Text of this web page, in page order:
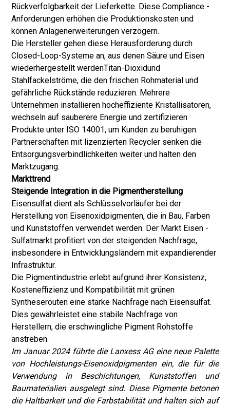
Rückverfolgbarkeit der Lieferkette. Diese Compliance -
Anforderungen erhöhen die Produktionskosten und
können Anlagenerweiterungen verzögern.
Die Hersteller gehen diese Herausforderung durch
Closed-Loop-Systeme an, aus denen Säure und Eisen
wiederhergestellt werdenTitan-Dioxidund
Stahlfackelströme, die den frischen Rohmaterial und
gefährliche Rückstände reduzieren. Mehrere
Unternehmen installieren hocheffiziente Kristallisatoren,
wechseln auf sauberere Energie und zertifizieren
Produkte unter ISO 14001, um Kunden zu beruhigen.
Partnerschaften mit lizenzierten Recycler senken die
Entsorgungsverbindlichkeiten weiter und halten den
Marktzugang.
Markttrend
Steigende Integration in die Pigmentherstellung
Eisensulfat dient als Schlüsselvorläufer bei der
Herstellung von Eisenoxidpigmenten, die in Bau, Farben
und Kunststoffen verwendet werden. Der Markt Eisen -
Sulfatmarkt profitiert von der steigenden Nachfrage,
insbesondere in Entwicklungsländern mit expandierender
Infrastruktur.
Die Pigmentindustrie erlebt aufgrund ihrer Konsistenz,
Kosteneffizienz und Kompatibilität mit grünen
Syntheserouten eine starke Nachfrage nach Eisensulfat.
Dies gewährleistet eine stabile Nachfrage von
Herstellern, die erschwingliche Pigment Rohstoffe
anstreben.
Im Januar 2024 führte die Lanxess AG eine neue Palette
von Hochleistungs-Eisenoxidpigmenten ein, die für die
Verwendung in Beschichtungen, Kunststoffen und
Baumaterialien ausgelegt sind. Diese Pigmente betonen
die Haltbarkeit und die Farbstabilität und halten sich auf